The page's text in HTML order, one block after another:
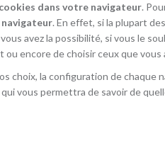
dans votre navigateur.
. En effet, si la plupart
avez la possibilité, si vous le
encore de choisir ceux que vous
choix, la configuration de
vous permettra de savoir de